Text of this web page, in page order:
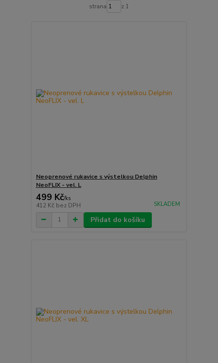
strana z 1
Neoprenové rukavice s výstelkou Delphin
NeoFLIX - vel. L
499 Kč/ks
412 Kč bez DPH SKLADEM
Přidat do košíku